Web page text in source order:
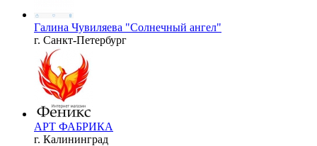
Галина Чувиляева "Солнечный ангел"
г. Санкт-Петербург
АРТ ФАБРИКА
г. Калининград